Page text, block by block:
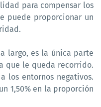
para compensar los
puede proporcionar un
largo, es la única parte
que le queda recorrido.
los entornos negativos.
1,50% en la proporción